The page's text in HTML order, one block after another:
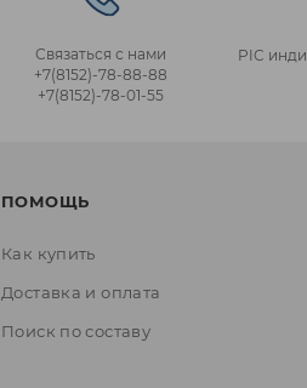
Связаться с нами
+7(8152)‑78‑88‑88
+7(8152)‑78‑01‑55
PIC
ПОМОЩЬ
Как купить
Доставка и оплата
Поиск по составу